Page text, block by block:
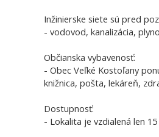
Inžinierske siete sú pred
- vodovod, kanalizácia,
Občianska vybavenosť:
- Obec Veľké Kostoľany
knižnica, pošta, lekáreň,
Dostupnosť:
- Lokalita je vzdialená len